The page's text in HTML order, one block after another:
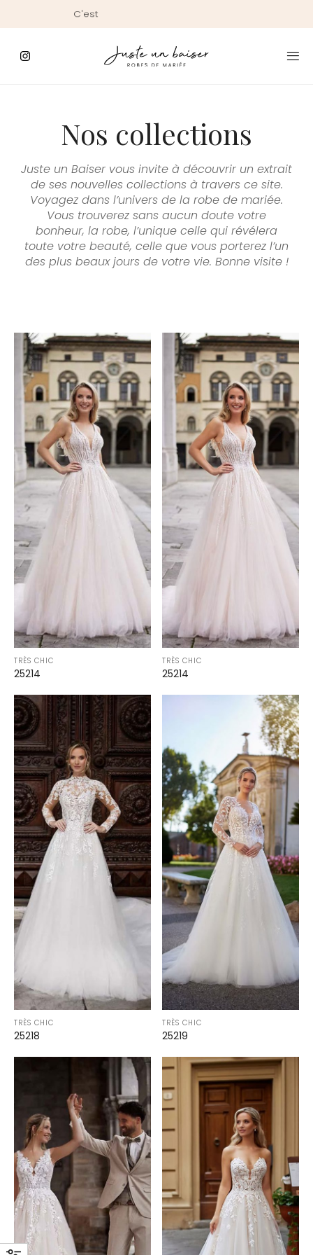
C'est
Nos collections
Juste un Baiser vous invite à découvrir un extrait
de ses nouvelles collections à travers ce site.
Voyagez dans l’univers de la robe de mariée.
Vous trouverez sans aucun doute votre
bonheur, la robe, l’unique celle qui révélera
toute votre beauté, celle que vous porterez l’un
des plus beaux jours de votre vie. Bonne visite !
TRÈS CHIC
25214
TRÈS CHIC
25214
TRÈS CHIC
25218
TRÈS CHIC
25219